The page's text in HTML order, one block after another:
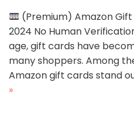
(Premium) Amazon
2024 No Human
age, gift cards have
many shoppers. Among
Amazon gift cards stand
»